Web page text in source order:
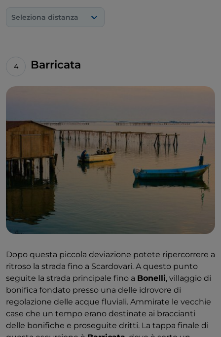
Seleziona distanza
Barricata
Dopo questa piccola deviazione potete ripercorrere a
ritroso la strada fino a Scardovari. A questo punto
seguite la strada principale fino a Bonelli, villaggio di
bonifica fondato presso una delle idrovore di
regolazione delle acque fluviali. Ammirate le vecchie
case che un tempo erano destinate ai braccianti
delle bonifiche e proseguite dritti. La tappa finale di